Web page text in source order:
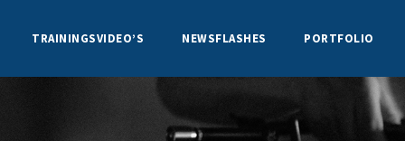
TRAININGSVIDEO’S NEWSFLASHES PORTFOLIO